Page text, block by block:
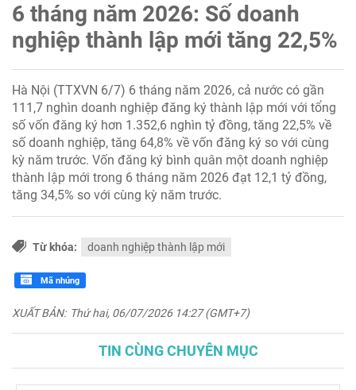
6 tháng năm 2026: Số doanh
nghiệp thành lập mới tăng 22,5%
Hà Nội (TTXVN 6/7) 6 tháng năm 2026, cả nước có gần
111,7 nghìn doanh nghiệp đăng ký thành lập mới với tổng
số vốn đăng ký hơn 1.352,6 nghìn tỷ đồng, tăng 22,5% về
số doanh nghiệp, tăng 64,8% về vốn đăng ký so với cùng
kỳ năm trước. Vốn đăng ký bình quân một doanh nghiệp
thành lập mới trong 6 tháng năm 2026 đạt 12,1 tỷ đồng,
tăng 34,5% so với cùng kỳ năm trước.
Từ khóa: doanh nghiệp thành lập mới
Mã nhúng
XUẤT BẢN: Thứ hai, 06/07/2026 14:27 (GMT+7)
TIN CÙNG CHUYÊN MỤC